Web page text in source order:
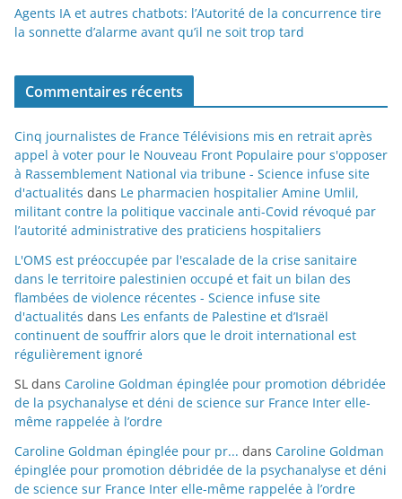
Agents IA et autres chatbots: l’Autorité de la concurrence tire
la sonnette d’alarme avant qu’il ne soit trop tard
Commentaires récents
Cinq journalistes de France Télévisions mis en retrait après
appel à voter pour le Nouveau Front Populaire pour s'opposer
à Rassemblement National via tribune - Science infuse site
d'actualités dans Le pharmacien hospitalier Amine Umlil,
militant contre la politique vaccinale anti-Covid révoqué par
l’autorité administrative des praticiens hospitaliers
L'OMS est préoccupée par l'escalade de la crise sanitaire
dans le territoire palestinien occupé et fait un bilan des
flambées de violence récentes - Science infuse site
d'actualités dans Les enfants de Palestine et d’Israël
continuent de souffrir alors que le droit international est
régulièrement ignoré
SL dans Caroline Goldman épinglée pour promotion débridée
de la psychanalyse et déni de science sur France Inter elle-
même rappelée à l’ordre
Caroline Goldman épinglée pour pr... dans Caroline Goldman
épinglée pour promotion débridée de la psychanalyse et déni
de science sur France Inter elle-même rappelée à l’ordre